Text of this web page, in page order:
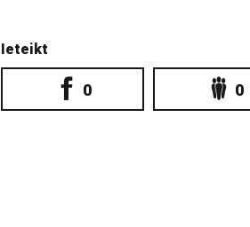
Ieteikt
0 0